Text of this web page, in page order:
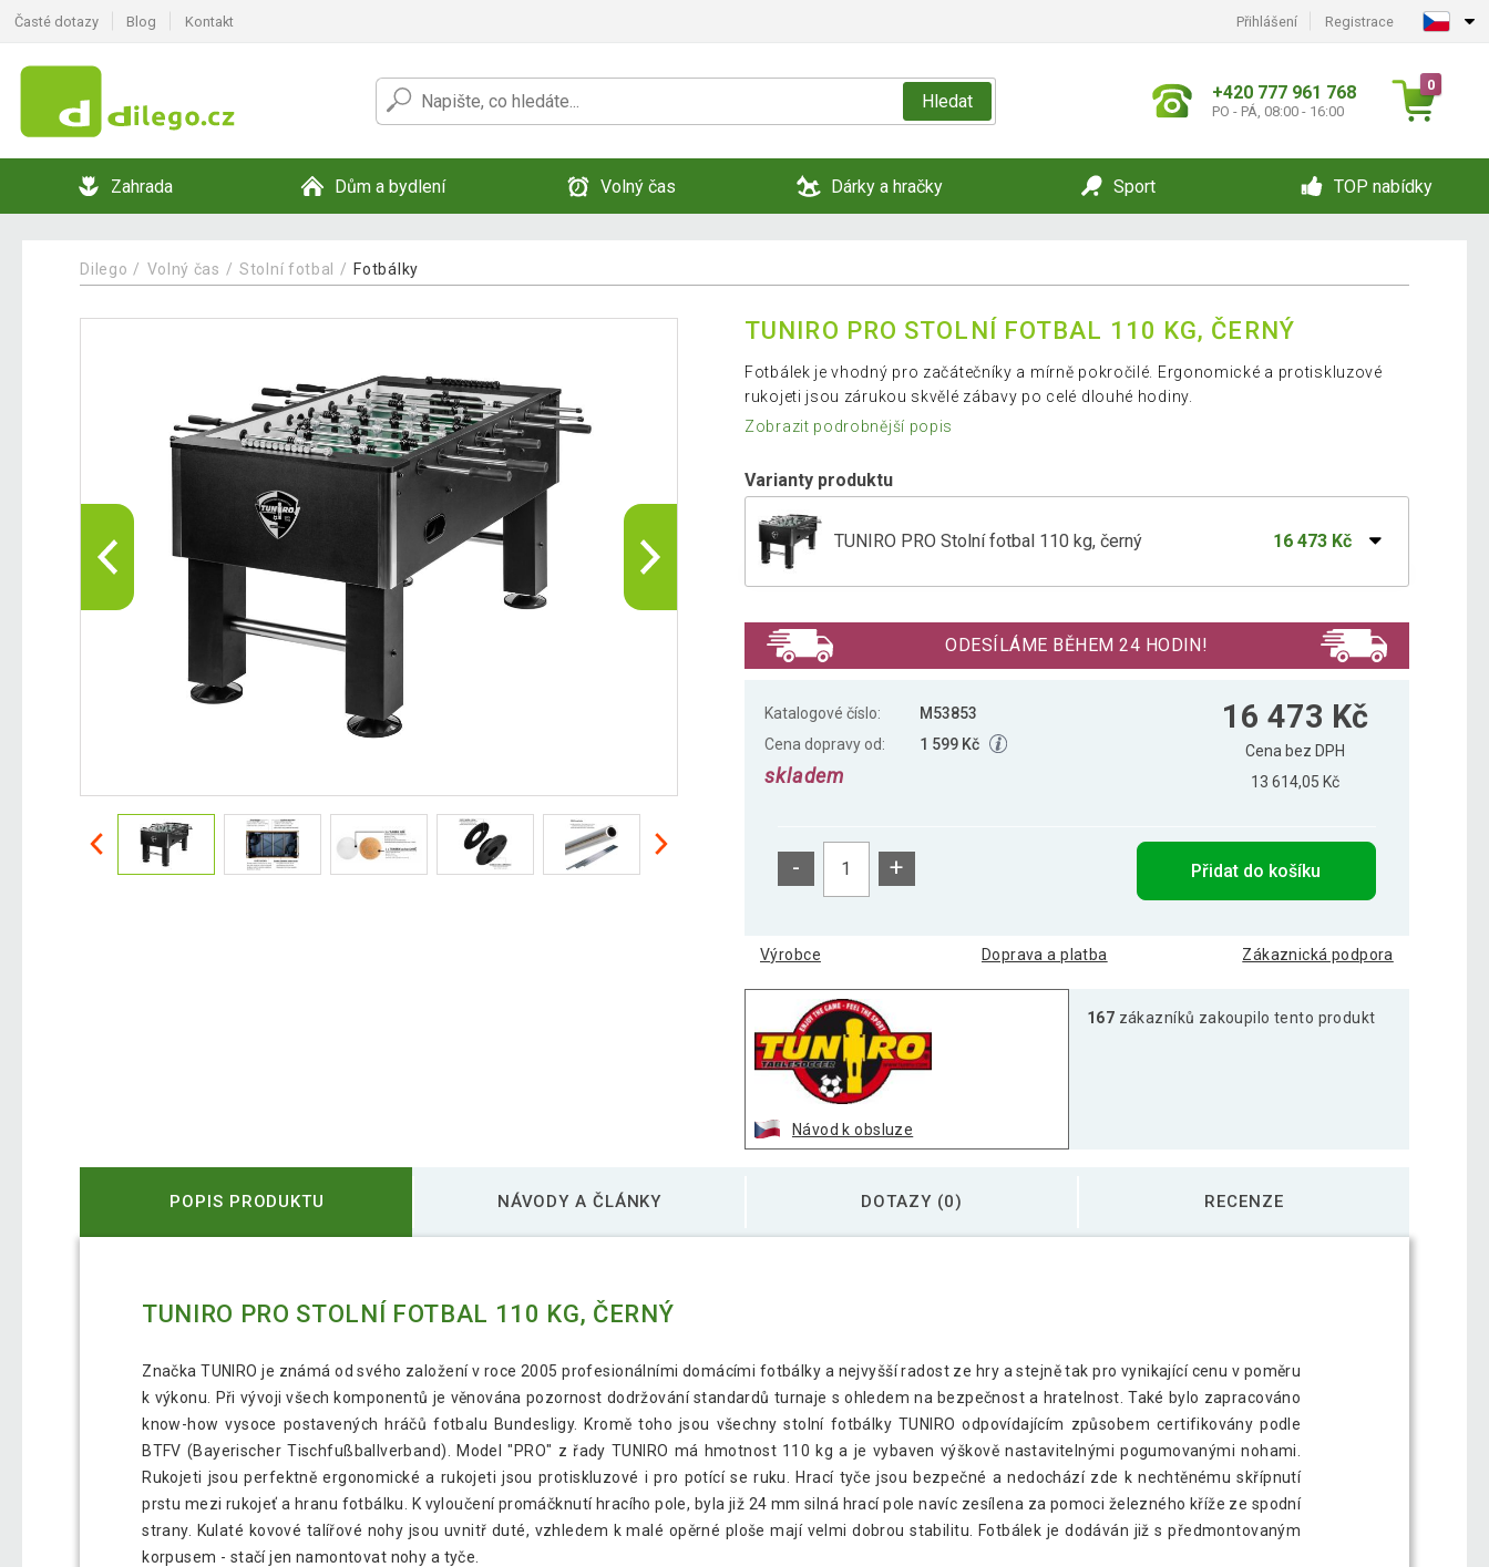
Časté dotazy Blog Kontakt Přihlášení Registrace
Hledat +420 777 961 768
PO - PÁ, 08:00 - 16:00
0
Zahrada Dům a bydlení Volný čas Dárky a hračky Sport TOP nabídky
Dilego Volný čas Stolní fotbal Fotbálky
TUNIRO PRO STOLNÍ FOTBAL 110 KG, ČERNÝ
Fotbálek je vhodný pro začátečníky a mírně pokročilé. Ergonomické a protiskluzové
rukojeti jsou zárukou skvělé zábavy po celé dlouhé hodiny.
Zobrazit podrobnější popis
Varianty produktu
TUNIRO PRO Stolní fotbal 110 kg, černý 16 473 Kč
ODESÍLÁME BĚHEM 24 HODIN!
Katalogové číslo:
M53853
Cena dopravy od:
1 599 Kč
skladem
16 473 Kč
Cena bez DPH
13 614,05 Kč
- + Přidat do košíku
Výrobce Doprava a platba Zákaznická podpora
Návod k obsluze
167 zákazníků zakoupilo tento produkt
POPIS PRODUKTU NÁVODY A ČLÁNKY DOTAZY (0) RECENZE
TUNIRO PRO STOLNÍ FOTBAL 110 KG, ČERNÝ
Značka TUNIRO je známá od svého založení v roce 2005 profesionálními domácími fotbálky a nejvyšší radost ze hry a stejně tak pro vynikající cenu v poměru
k výkonu. Při vývoji všech komponentů je věnována pozornost dodržování standardů turnaje s ohledem na bezpečnost a hratelnost. Také bylo zapracováno
know-how vysoce postavených hráčů fotbalu Bundesligy. Kromě toho jsou všechny stolní fotbálky TUNIRO odpovídajícím způsobem certifikovány podle
BTFV (Bayerischer Tischfußballverband). Model "PRO" z řady TUNIRO má hmotnost 110 kg a je vybaven výškově nastavitelnými pogumovanými nohami.
Rukojeti jsou perfektně ergonomické a rukojeti jsou protiskluzové i pro potící se ruku. Hrací tyče jsou bezpečné a nedochází zde k nechtěnému skřípnutí
prstu mezi rukojeť a hranu fotbálku. K vyloučení promáčknutí hracího pole, byla již 24 mm silná hrací pole navíc zesílena za pomoci železného kříže ze spodní
strany. Kulaté kovové talířové nohy jsou uvnitř duté, vzhledem k malé opěrné ploše mají velmi dobrou stabilitu. Fotbálek je dodáván již s předmontovaným
korpusem - stačí jen namontovat nohy a tyče.